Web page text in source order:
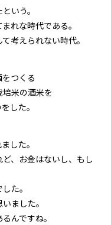
いう。
れな時代である。
考えられない時代。
つくる
米の酒米を
した。
した。
、お金はないし、もし
た。
ました。
んですね。